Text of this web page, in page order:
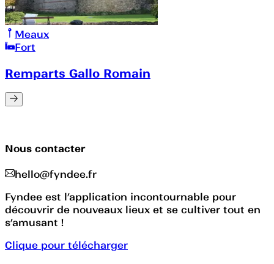
Meaux
Fort
Remparts Gallo Romain
Nous contacter
hello@fyndee.fr
Fyndee est l’application incontournable pour
découvrir de nouveaux lieux et se cultiver tout en
s’amusant !
Clique pour télécharger